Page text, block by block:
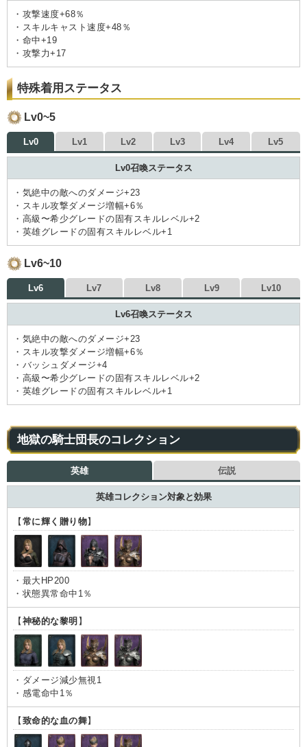
・攻撃速度+68％
・スキルキャスト速度+48％
・命中+19
・攻撃力+17
特殊着用ステータス
Lv0~5
Lv0 Lv1 Lv2 Lv3 Lv4 Lv5
Lv0召喚ステータス
・気絶中の敵へのダメージ+23
・スキル攻撃ダメージ増幅+6％
・高級〜希少グレードの固有スキルレベル+2
・英雄グレードの固有スキルレベル+1
Lv6~10
Lv6 Lv7 Lv8 Lv9 Lv10
Lv6召喚ステータス
・気絶中の敵へのダメージ+23
・スキル攻撃ダメージ増幅+6％
・バッシュダメージ+4
・高級〜希少グレードの固有スキルレベル+2
・英雄グレードの固有スキルレベル+1
地獄の騎士団長のコレクション
英雄 伝説
英雄コレクション対象と効果
【 常に輝く贈り物】
・最大HP200
・状態異常命中1％
【 神秘的な黎明 】
・ダメージ減少無視1
・感電命中1％
【 致命的な血の舞】